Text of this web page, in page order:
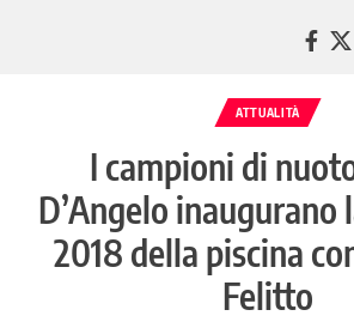
ATTUALITÀ
I campioni di
D’Angelo inaugurano
2018 della piscina
Felitto